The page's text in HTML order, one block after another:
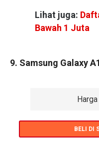
Lihat juga:
Bawah 1 Juta
9. Samsung Galaxy
BELI DI